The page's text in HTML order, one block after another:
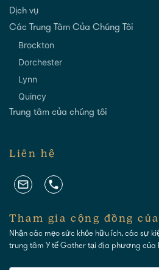
Dịch vụ
Các Trung Tâm Của Chúng Tôi
Brockton
Dorchester
Lynn
Quincy
Trung tâm của chúng tôi
Liên hệ
Tham gia cộng đồng
Nhận các mẹo sức khỏe hữu ích, các sự
trung tâm Y tế Gather tại địa phương của